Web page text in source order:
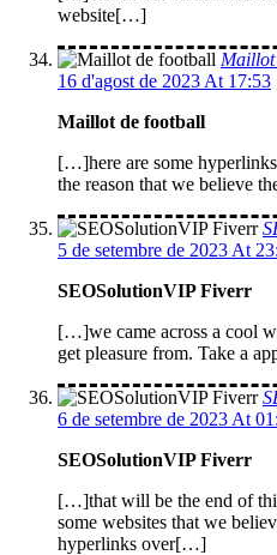
website[…]
16 d'agost de 2023 At 17:53
Maillot de football
[…]here are some
the reason that we believe
5 de setembre de 2023 At
SEOSolutionVIP Fiverr
[…]we came across a cool
get pleasure from. Take a
6 de setembre de 2023 At
SEOSolutionVIP Fiverr
[…]that will be the end of
some websites that we
hyperlinks over[…]